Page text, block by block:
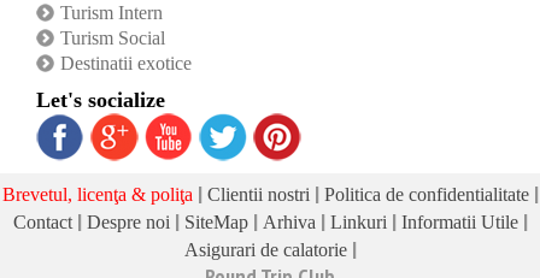
Turism Intern
Turism Social
Destinatii exotice
Let's socialize
Brevetul, licenţa & poliţa | Clientii nostri | Politica de confidentialitate |
Contact | Despre noi | SiteMap | Arhiva | Linkuri | Informatii Utile |
Asigurari de calatorie |